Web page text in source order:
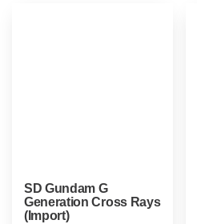
SD Gundam G
Generation Cross Rays
(Import)